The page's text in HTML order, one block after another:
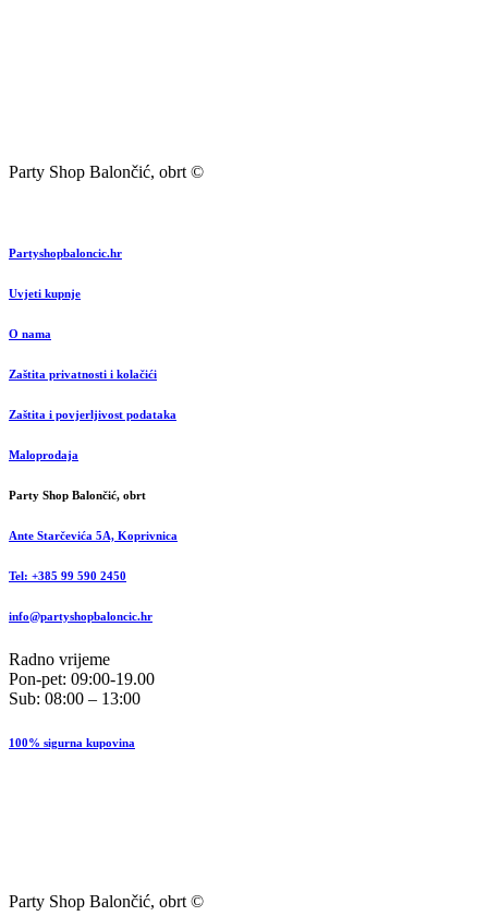
Party Shop Balončić, obrt ©
Partyshopbaloncic.hr
Uvjeti kupnje
O nama
Zaštita privatnosti i kolačići
Zaštita i povjerljivost podataka
Maloprodaja
Party Shop Balončić, obrt
Ante Starčevića 5A, Koprivnica
Tel: +385 99 590 2450
info@partyshopbaloncic.hr
Radno vrijeme
Pon-pet: 09:00-19.00
Sub: 08:00 – 13:00
100% sigurna kupovina
Party Shop Balončić, obrt ©